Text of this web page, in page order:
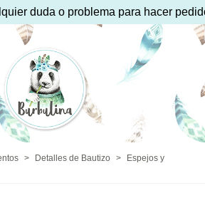
duda o problema para hacer pedido
> Detalles de Bautizo >
Espejos y